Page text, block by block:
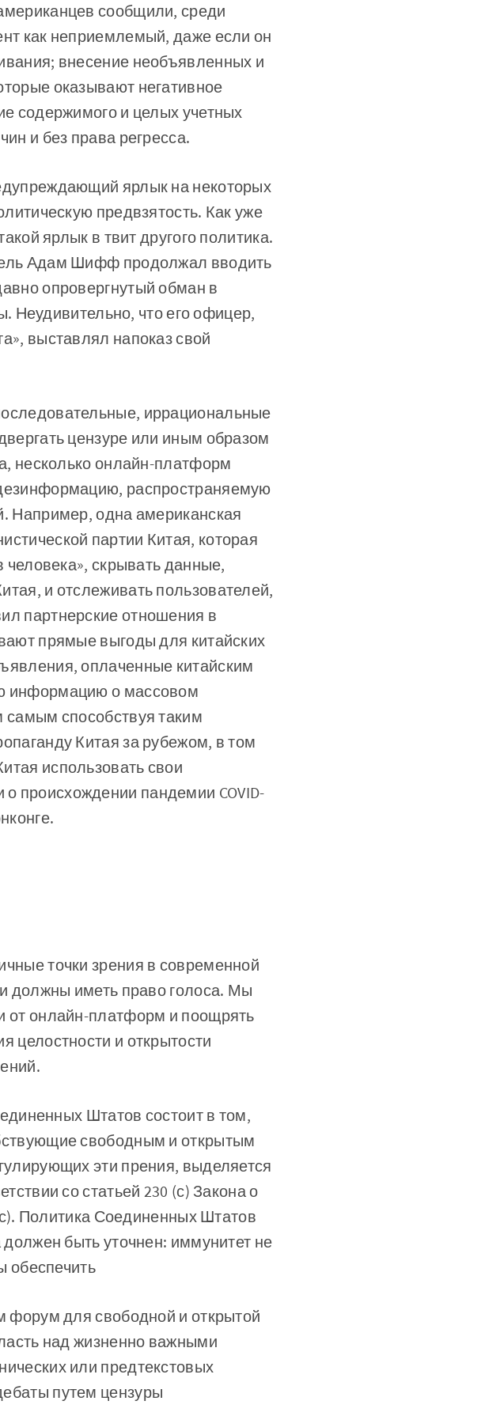
сообщили, среди
как неприемлемый, даже если он
внесение необъявленных и
оказывают негативное
содержимого и целых учетных
и без права регресса.
ярлык на некоторых
предвзятость. Как уже
ярлык в твит другого политика.
Адам Шифф продолжал вводить
опровергнутый обман в
Неудивительно, что его офицер,
выставлял напоказ свой
иррациональные
цензуре или иным образом
несколько онлайн-платформ
распространяемую
Например, одна американская
партии Китая, которая
человека», скрывать данные,
и отслеживать пользователей,
партнерские отношения в
прямые выгоды для китайских
оплаченные китайским
информацию о массовом
самым способствуя таким
Китая за рубежом, в том
использовать свои
происхождении пандемии COVID-
точки зрения в современной
должны иметь право голоса. Мы
от онлайн-платформ и поощрять
целостности и открытости
Штатов состоит в том,
свободным и открытым
эти прения, выделяется
со статьей 230 (с) Закона о
Политика Соединенных Штатов
быть уточнен: иммунитет не
обеспечить
форум для свободной и открытой
над жизненно важными
или предтекстовых
путем цензуры